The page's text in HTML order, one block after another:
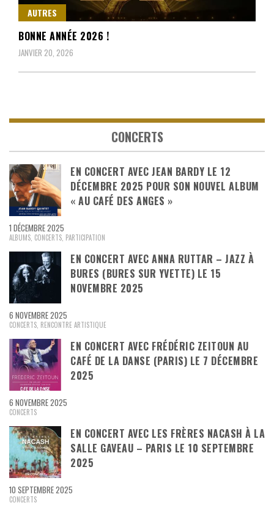
AUTRES
BONNE ANNÉE 2026 !
JANVIER 20, 2026
CONCERTS
EN CONCERT AVEC JEAN BARDY LE 12
DÉCEMBRE 2025 POUR SON NOUVEL ALBUM
« AU CAFÉ DES ANGES »
1 DÉCEMBRE 2025
ALBUMS, CONCERTS, PARTICIPATION
EN CONCERT AVEC ANNA RUTTAR – JAZZ À
BURES (BURES SUR YVETTE) LE 15
NOVEMBRE 2025
6 NOVEMBRE 2025
CONCERTS, RENCONTRE ARTISTIQUE
EN CONCERT AVEC FRÉDÉRIC ZEITOUN AU
CAFÉ DE LA DANSE (PARIS) LE 7 DÉCEMBRE
2025
6 NOVEMBRE 2025
CONCERTS
EN CONCERT AVEC LES FRÈRES NACASH À LA
SALLE GAVEAU – PARIS LE 10 SEPTEMBRE
2025
10 SEPTEMBRE 2025
CONCERTS